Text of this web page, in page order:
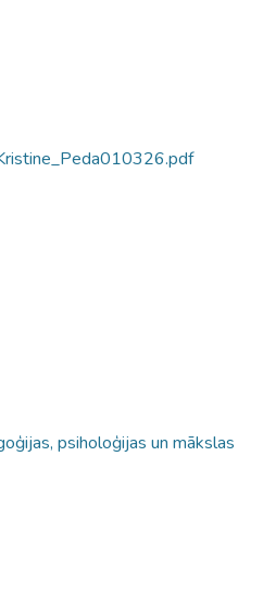
psiholoģijas un mākslas